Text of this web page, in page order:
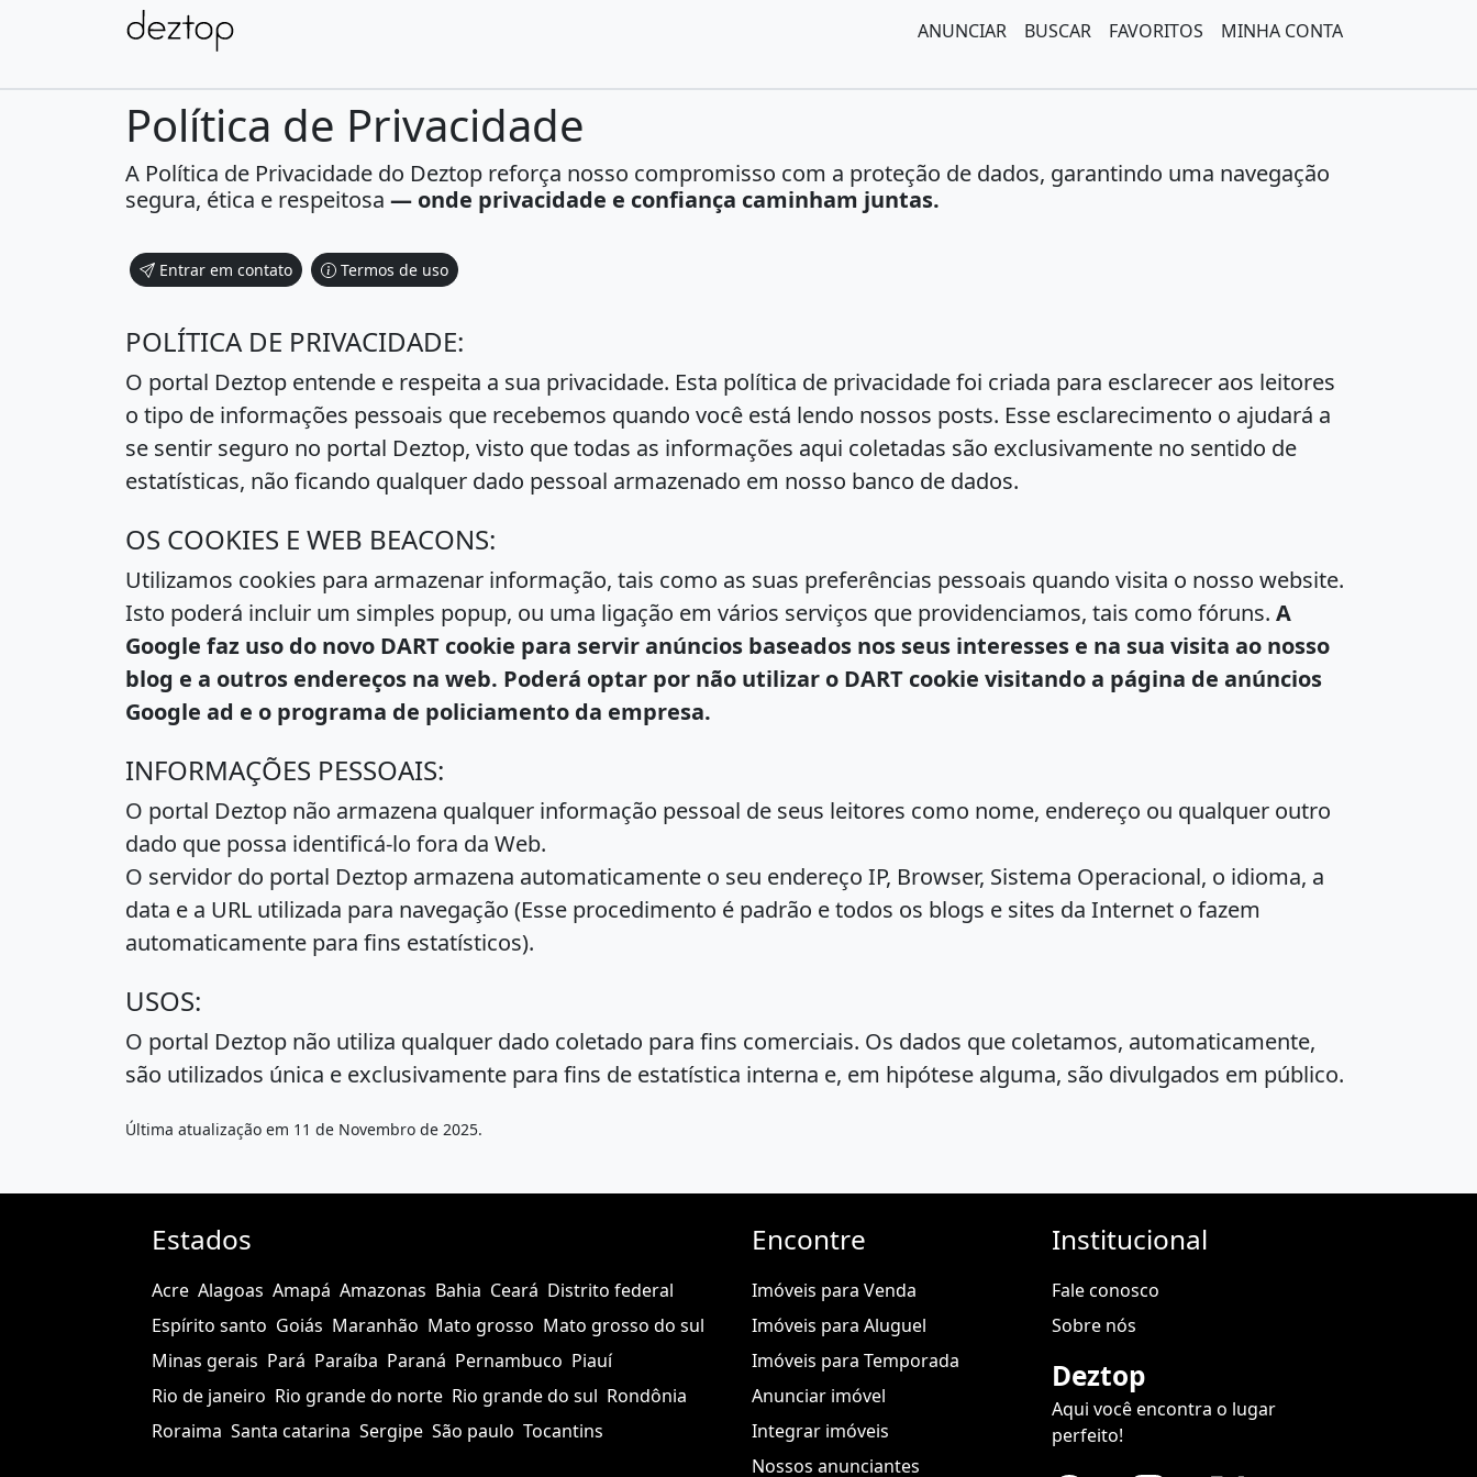
ANUNCIAR BUSCAR FAVORITOS MINHA CONTA
Política de Privacidade
A Política de Privacidade do Deztop reforça nosso compromisso com a proteção de dados, garantindo uma navegação
segura, ética e respeitosa — onde privacidade e confiança caminham juntas.
Entrar em contato Termos de uso
POLÍTICA DE PRIVACIDADE:
O portal Deztop entende e respeita a sua privacidade. Esta política de privacidade foi criada para esclarecer aos leitores
o tipo de informações pessoais que recebemos quando você está lendo nossos posts. Esse esclarecimento o ajudará a
se sentir seguro no portal Deztop, visto que todas as informações aqui coletadas são exclusivamente no sentido de
estatísticas, não ficando qualquer dado pessoal armazenado em nosso banco de dados.
OS COOKIES E WEB BEACONS:
Utilizamos cookies para armazenar informação, tais como as suas preferências pessoais quando visita o nosso website.
Isto poderá incluir um simples popup, ou uma ligação em vários serviços que providenciamos, tais como fóruns. A
Google faz uso do novo DART cookie para servir anúncios baseados nos seus interesses e na sua visita ao nosso
blog e a outros endereços na web. Poderá optar por não utilizar o DART cookie visitando a página de anúncios
Google ad e o programa de policiamento da empresa.
INFORMAÇÕES PESSOAIS:
O portal Deztop não armazena qualquer informação pessoal de seus leitores como nome, endereço ou qualquer outro
dado que possa identificá-lo fora da Web.
O servidor do portal Deztop armazena automaticamente o seu endereço IP, Browser, Sistema Operacional, o idioma, a
data e a URL utilizada para navegação (Esse procedimento é padrão e todos os blogs e sites da Internet o fazem
automaticamente para fins estatísticos).
USOS:
O portal Deztop não utiliza qualquer dado coletado para fins comerciais. Os dados que coletamos, automaticamente,
são utilizados única e exclusivamente para fins de estatística interna e, em hipótese alguma, são divulgados em público.
Última atualização em 11 de Novembro de 2025.
Estados
Acre Alagoas Amapá Amazonas Bahia Ceará Distrito federal
Espírito santo Goiás Maranhão Mato grosso Mato grosso do sul
Minas gerais Pará Paraíba Paraná Pernambuco Piauí
Rio de janeiro Rio grande do norte Rio grande do sul Rondônia
Roraima Santa catarina Sergipe São paulo Tocantins
Encontre
Imóveis para Venda
Imóveis para Aluguel
Imóveis para Temporada
Anunciar imóvel
Integrar imóveis
Nossos anunciantes
Institucional
Fale conosco
Sobre nós
Deztop
Aqui você encontra o lugar
perfeito!